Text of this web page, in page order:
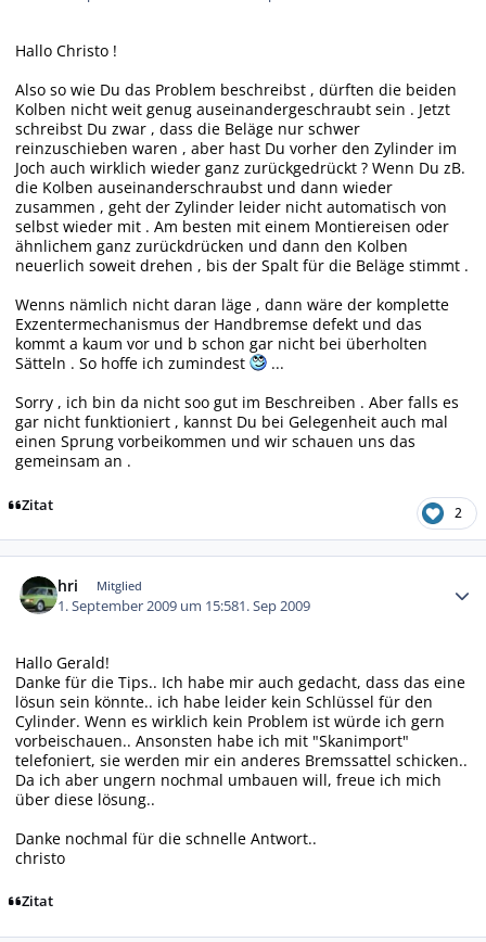
Hallo Christo !
Also so wie Du das Problem beschreibst , dürften die beiden
Kolben nicht weit genug auseinandergeschraubt sein . Jetzt
schreibst Du zwar , dass die Beläge nur schwer
reinzuschieben waren , aber hast Du vorher den Zylinder im
Joch auch wirklich wieder ganz zurückgedrückt ? Wenn Du zB.
die Kolben auseinanderschraubst und dann wieder
zusammen , geht der Zylinder leider nicht automatisch von
selbst wieder mit . Am besten mit einem Montiereisen oder
ähnlichem ganz zurückdrücken und dann den Kolben
neuerlich soweit drehen , bis der Spalt für die Beläge stimmt .
Wenns nämlich nicht daran läge , dann wäre der komplette
Exzentermechanismus der Handbremse defekt und das
kommt a kaum vor und b schon gar nicht bei überholten
Sätteln . So hoffe ich zumindest
...
Sorry , ich bin da nicht soo gut im Beschreiben . Aber falls es
gar nicht funktioniert , kannst Du bei Gelegenheit auch mal
einen Sprung vorbeikommen und wir schauen uns das
gemeinsam an .
Zitat 2
hri Mitglied
1. September 2009 um 15:581. Sep 2009
Hallo Gerald!
Danke für die Tips.. Ich habe mir auch gedacht, dass das eine
lösun sein könnte.. ich habe leider kein Schlüssel für den
Cylinder. Wenn es wirklich kein Problem ist würde ich gern
vorbeischauen.. Ansonsten habe ich mit "Skanimport"
telefoniert, sie werden mir ein anderes Bremssattel schicken..
Da ich aber ungern nochmal umbauen will, freue ich mich
über diese lösung..
Danke nochmal für die schnelle Antwort..
christo
Zitat